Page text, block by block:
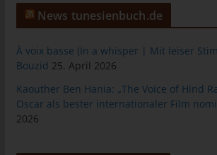
News tunesienbuch.de
À voix basse (In a whisper | Mit leiser
Bouzid 25. April 2026
Kaouther Ben Hania: „The Voice of Hind
Oscar als bester internationaler Film
2026
Internetbrowser kann über die eindeutige
wiedererkannt und identifiziert werden.
Durch den Einsatz von Cookies kann den
Internetseite nutzerfreundlichere Services
Mittels eines Cookies können die
auf unserer Internetseite im Sinne des